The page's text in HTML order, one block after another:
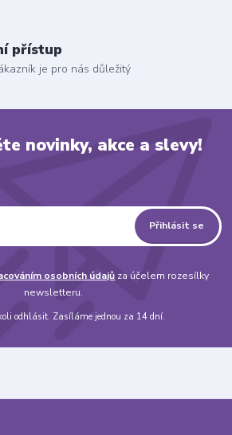
přístup
je pro nás důležitý
novinky, akce a slevy!
Přihlásit se
osobních údajů za účelem rozesílky
newsletteru.
odhlásit. Zasíláme jednou za 14 dní.